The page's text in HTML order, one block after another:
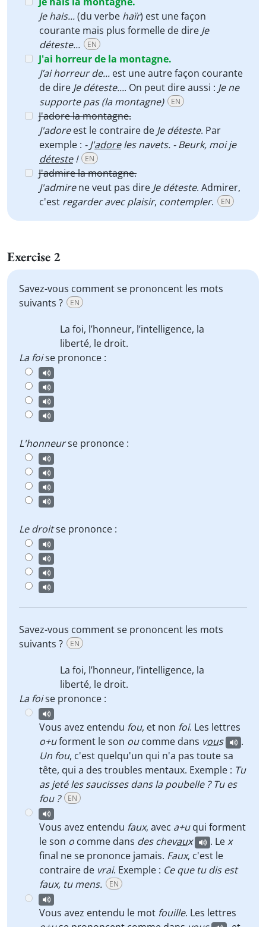
Je hais...(du verbe haïr) est une façon
courante mais plus formelle de dire Je
déteste...
EN
J'ai horreur de la montagne.
J’ai horreur de... est une autre façon courante
de dire Je déteste.... On peut dire aussi : Je ne
supporte pas (la montagne)
EN
J'adore la montagne.
J'adoreest le contraire de Je déteste. Par
exemple : - J'adoreles navets. - Beurk, moi je
déteste! EN
J'admire la montagne.
J'admirene veut pas dire Je déteste. Admirer,
c'est regarder avec plaisir, contempler. EN
Exercise 2
Savez-vous comment se prononcent les mots
suivants ?
EN
La foi, l’honneur, l’intelligence, la
liberté, le droit.
La foise prononce :
L'honneurse prononce :
Le droitse prononce :
Savez-vous comment se prononcent les mots
suivants ?
EN
La foi, l’honneur, l’intelligence, la
liberté, le droit.
La foise prononce :
Vous avez entendu fou, et non foi. Les lettres
o+uforment le son oucomme dans vous
.
Un fou, c'est quelqu'un qui n'a pas toute sa
tête, qui a des troubles mentaux. Exemple : Tu
as jeté les saucisses dans la poubelle ? Tu es
fou ?
EN
Vous avez entendu faux, avec a+uqui forment
le son o comme dans des chevaux . Lex
final ne se prononce jamais. Faux, c'est le
contraire de vrai. Exemple : Ce que tu dis est
faux, tu mens.
EN
Vous avez entendu le mot fouille. Les lettres